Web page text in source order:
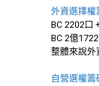
外資選擇權
BC 2202口
BC 2億
整體來說外
自營選權籌